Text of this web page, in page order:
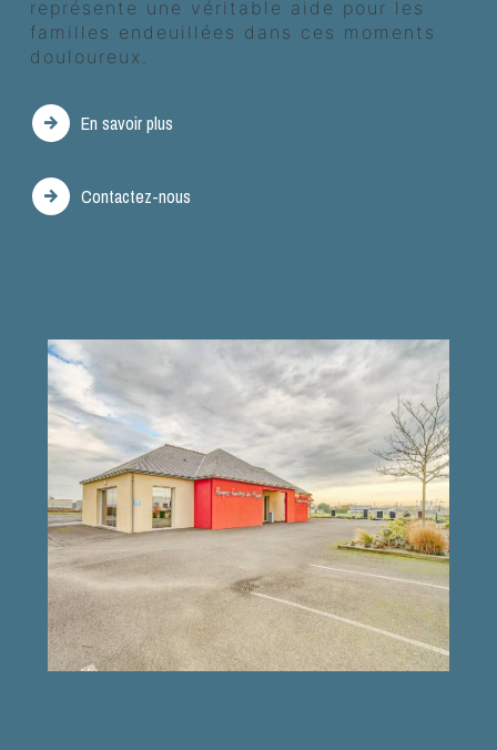
représente une véritable aide pour les
familles endeuillées dans ces moments
douloureux.
En savoir plus
Contactez-nous